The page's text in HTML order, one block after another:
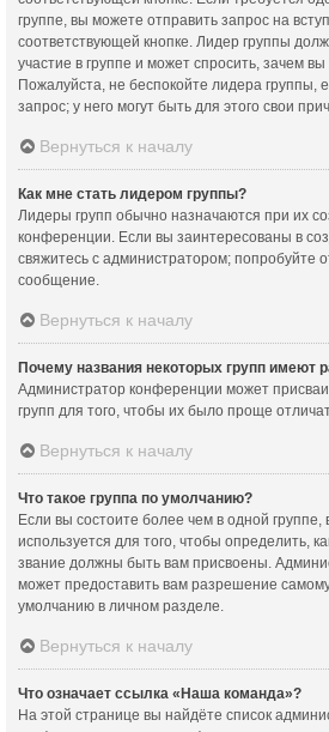
группе, вы можете отправить запрос на
соответствующей кнопке. Лидер группы
участие в группе и может спросить, зачем вы
Пожалуйста, не беспокойте лидера группы,
запрос; у него могут быть для этого свои
Вернуться к началу
Как мне стать лидером группы?
Лидеры групп обычно назначаются при их
конференции. Если вы заинтересованы в
свяжитесь с администратором; попробуйте
сообщение.
Вернуться к началу
Почему названия некоторых групп имеют
Администратор конференции может
групп для того, чтобы их было проще
Вернуться к началу
Что такое группа по умолчанию?
Если вы состоите более чем в одной
используется для того, чтобы определить,
звание должны быть вам присвоены.
может предоставить вам разрешение
умолчанию в личном разделе.
Вернуться к началу
Что означает ссылка «Наша команда»?
На этой странице вы найдёте список